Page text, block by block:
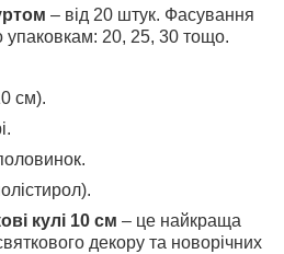
– від 20 штук. Фасування
20, 25, 30 тощо.
см).
кулі 10 см – це найкраща
декору та новорічних